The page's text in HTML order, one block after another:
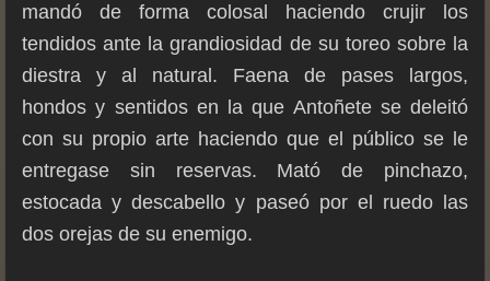
mandó de forma colosal haciendo crujir los
tendidos ante la grandiosidad de su toreo sobre la
diestra y al natural. Faena de pases largos,
hondos y sentidos en la que Antoñete se deleitó
con su propio arte haciendo que el público se le
entregase sin reservas. Mató de pinchazo,
estocada y descabello y paseó por el ruedo las
dos orejas de su enemigo.